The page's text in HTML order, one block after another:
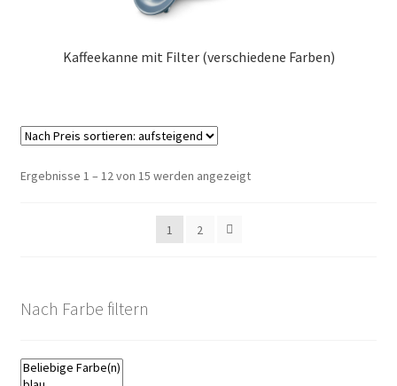
Kaffeekanne mit Filter (verschiedene Farben)
Ergebnisse 1 – 12 von 15 werden angezeigtNach
1 2
Nach Farbe filtern